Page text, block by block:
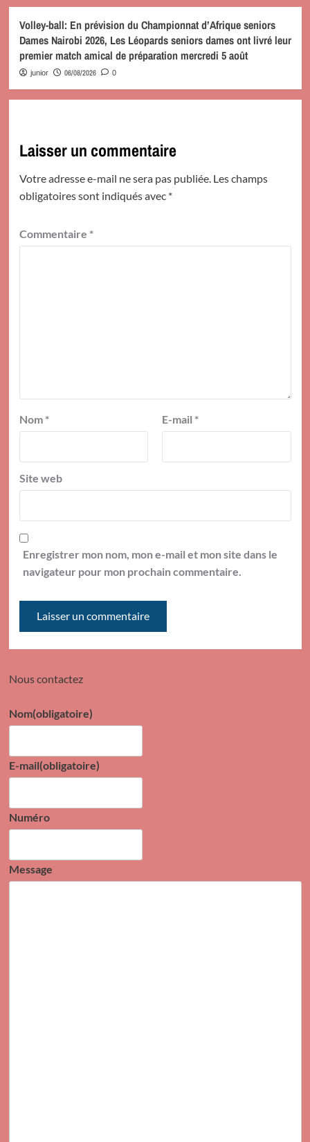
Volley-ball: En prévision du Championnat d’Afrique seniors
Dames Nairobi 2026, Les Léopards seniors dames ont livré leur
premier match amical de préparation mercredi 5 août
junior 06/08/2026 0
Laisser un commentaire
Votre adresse e-mail ne sera pas publiée. Les champs
obligatoires sont indiqués avec *
Commentaire *
Nom * E-mail *
Site web
Enregistrer mon nom, mon e-mail et mon site dans le
navigateur pour mon prochain commentaire.
Nous contactez
Nom(obligatoire)
E-mail(obligatoire)
Numéro
Message